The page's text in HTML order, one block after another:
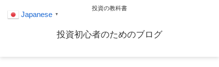
投資の教科書
投資初心者のためのブログ
Japanese ▼